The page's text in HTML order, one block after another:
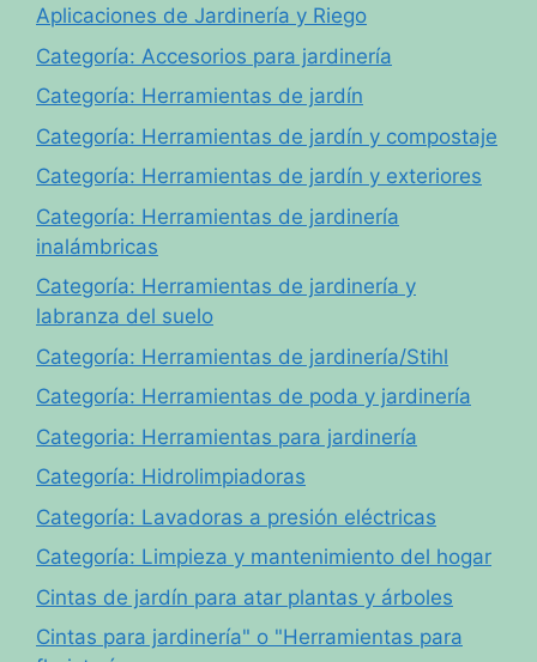
Aplicaciones de Jardinería y Riego
Categoría: Accesorios para jardinería
Categoría: Herramientas de jardín
Categoría: Herramientas de jardín y compostaje
Categoría: Herramientas de jardín y exteriores
Categoría: Herramientas de jardinería
inalámbricas
Categoría: Herramientas de jardinería y
labranza del suelo
Categoría: Herramientas de jardinería/Stihl
Categoría: Herramientas de poda y jardinería
Categoria: Herramientas para jardinería
Categoría: Hidrolimpiadoras
Categoría: Lavadoras a presión eléctricas
Categoría: Limpieza y mantenimiento del hogar
Cintas de jardín para atar plantas y árboles
Cintas para jardinería" o "Herramientas para